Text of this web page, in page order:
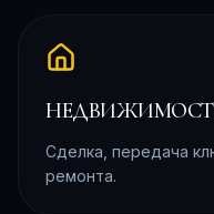
Сделка, передача
ремонта.